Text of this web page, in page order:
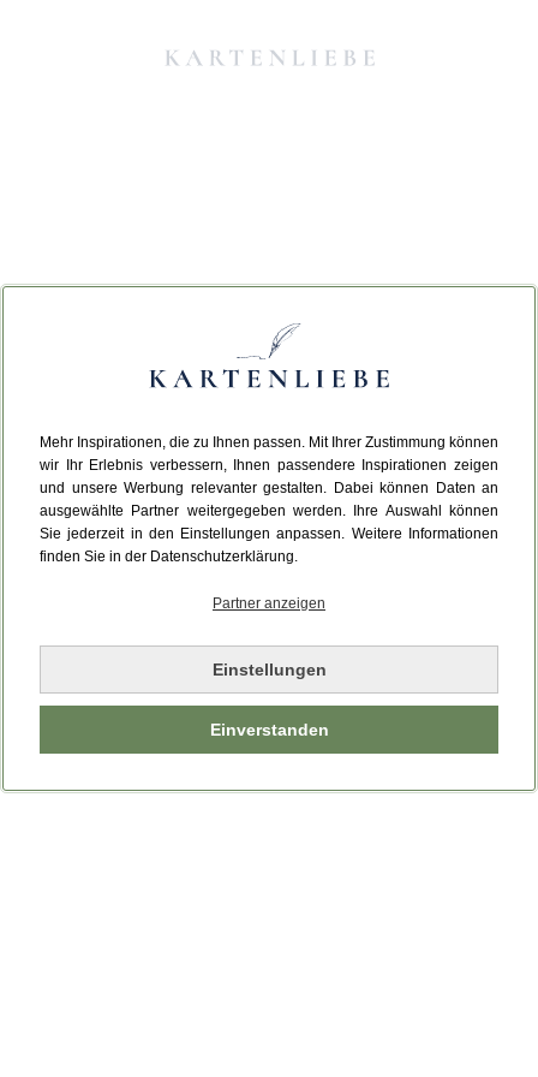
Mehr Inspirationen, die zu Ihnen passen. Mit Ihrer Zustimmung können
wir Ihr Erlebnis verbessern, Ihnen passendere Inspirationen zeigen
und unsere Werbung relevanter gestalten. Dabei können Daten an
ausgewählte Partner weitergegeben werden. Ihre Auswahl können
Sie jederzeit in den Einstellungen anpassen. Weitere Informationen
finden Sie in der Datenschutzerklärung.
Partner anzeigen
Einstellungen
Einverstanden
Da ist etwas schiefgelaufen.
Leider ist ein technischer Fehler aufgetreten.
Bitte laden Sie die Seite neu.